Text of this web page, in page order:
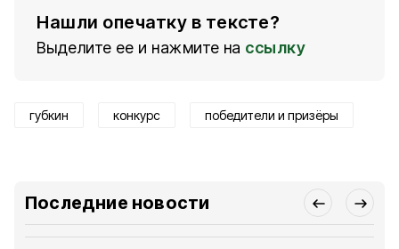
Нашли опечатку в тексте?
Выделите ее и нажмите на ссылку
губкин конкурс победители и призёры
Последние новости